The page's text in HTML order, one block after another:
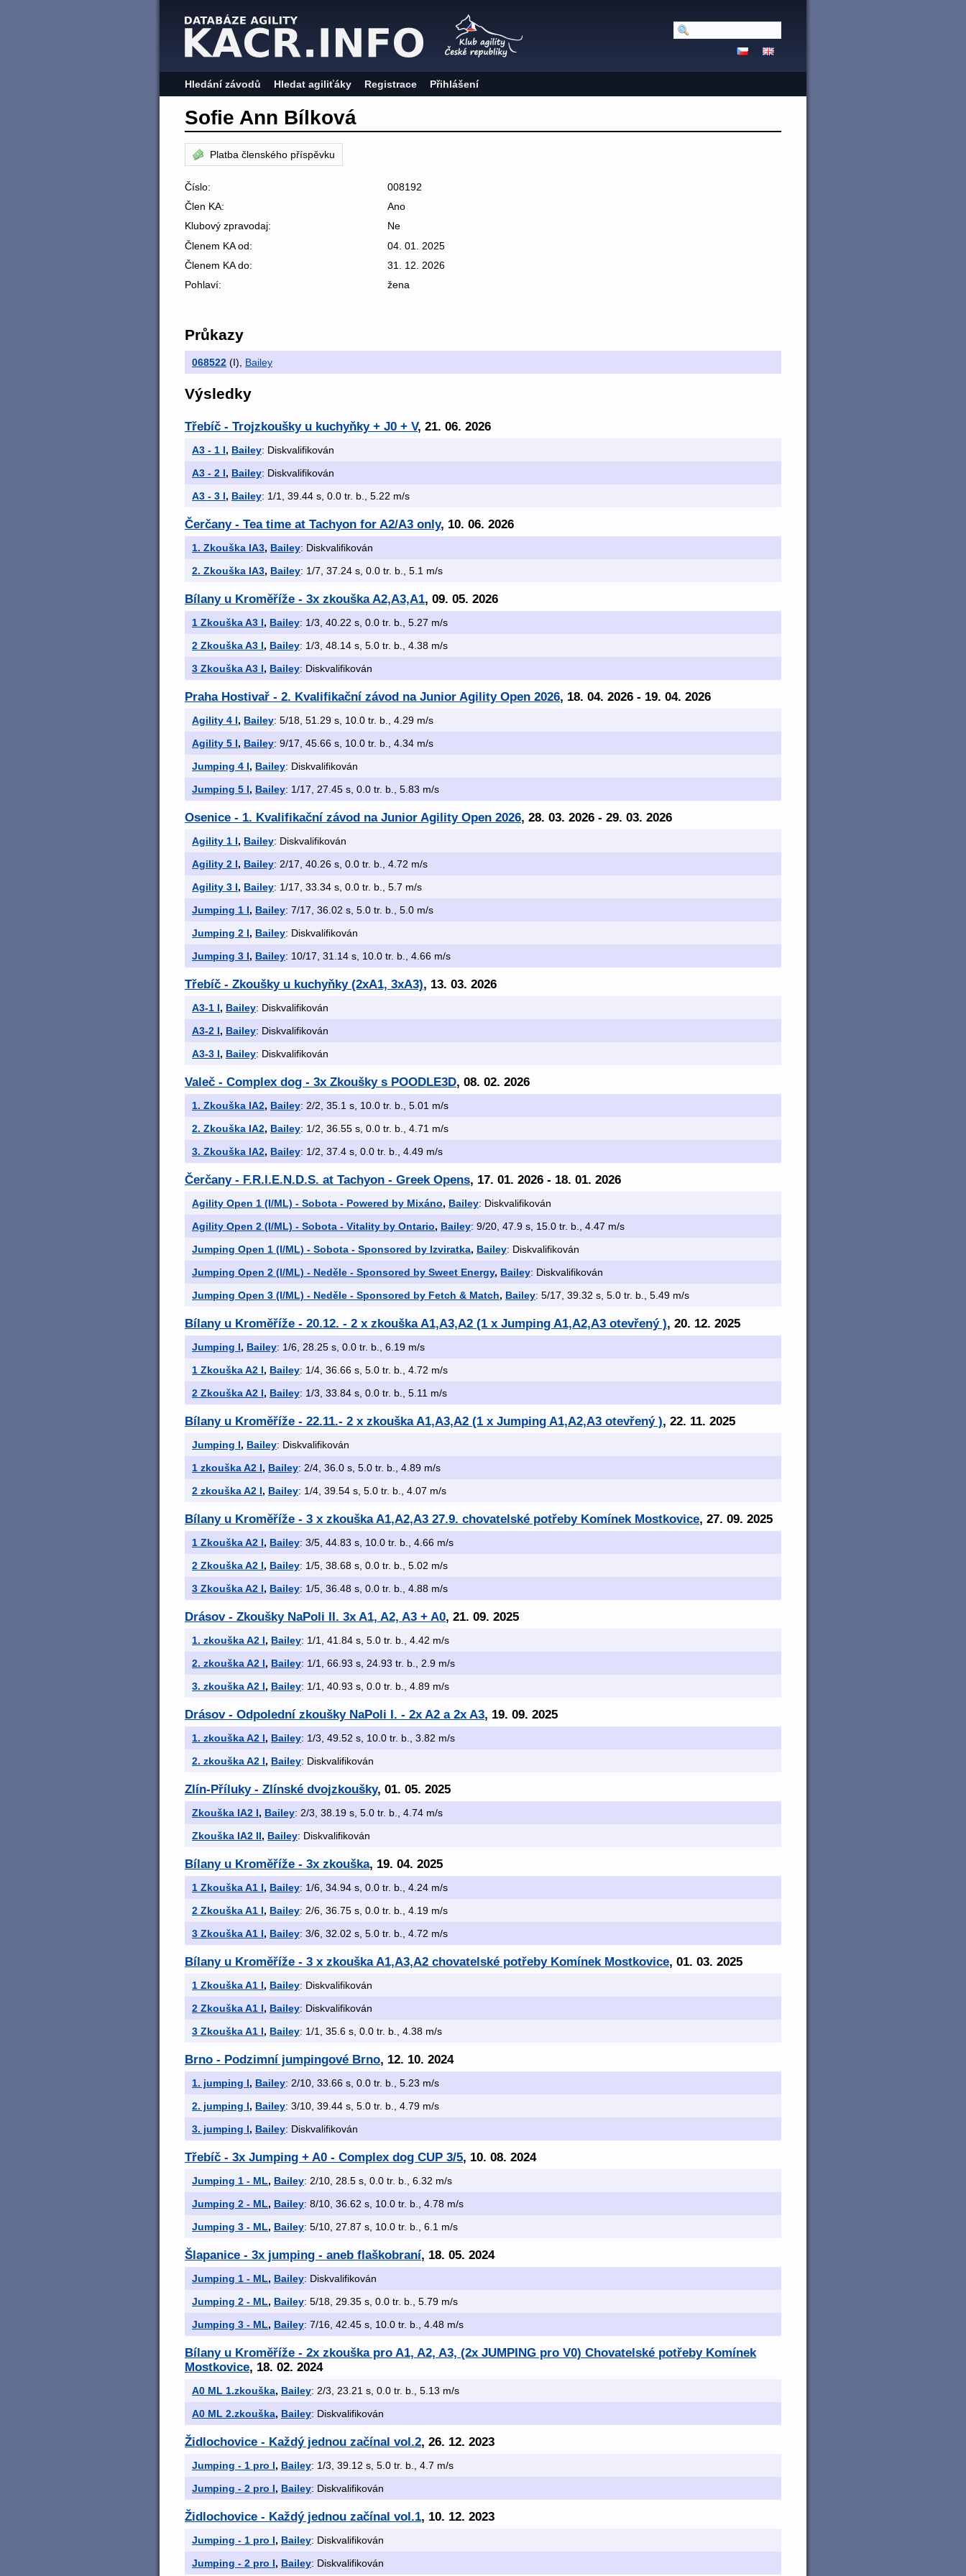
Hledání závodů Hledat agiliťáky Registrace Přihlášení
Sofie Ann Bílková
Platba členského příspěvku
Číslo:
008192
Člen KA:
Ano
Klubový zpravodaj:
Ne
Členem KA od:
04. 01. 2025
Členem KA do:
31. 12. 2026
Pohlaví:
žena
Průkazy
068522 (I) Bailey
Výsledky
Třebíč - Trojzkoušky u kuchyňky + J0 + V, 21. 06. 2026
A3 - 1 I, Bailey: Diskvalifikován
A3 - 2 I, Bailey: Diskvalifikován
A3 - 3 I, Bailey: 1/1, 39.44 s, 0.0 tr. b., 5.22 m/s
Čerčany - Tea time at Tachyon for A2/A3 only, 10. 06. 2026
1. Zkouška IA3, Bailey: Diskvalifikován
2. Zkouška IA3, Bailey: 1/7, 37.24 s, 0.0 tr. b., 5.1 m/s
Bílany u Kroměříže - 3x zkouška A2,A3,A1, 09. 05. 2026
1 Zkouška A3 I, Bailey: 1/3, 40.22 s, 0.0 tr. b., 5.27 m/s
2 Zkouška A3 I, Bailey: 1/3, 48.14 s, 5.0 tr. b., 4.38 m/s
3 Zkouška A3 I, Bailey: Diskvalifikován
Praha Hostivař - 2. Kvalifikační závod na Junior Agility Open 2026, 18. 04. 2026 - 19. 04. 2026
Agility 4 I, Bailey: 5/18, 51.29 s, 10.0 tr. b., 4.29 m/s
Agility 5 I, Bailey: 9/17, 45.66 s, 10.0 tr. b., 4.34 m/s
Jumping 4 I, Bailey: Diskvalifikován
Jumping 5 I, Bailey: 1/17, 27.45 s, 0.0 tr. b., 5.83 m/s
Osenice - 1. Kvalifikační závod na Junior Agility Open 2026, 28. 03. 2026 - 29. 03. 2026
Agility 1 I, Bailey: Diskvalifikován
Agility 2 I, Bailey: 2/17, 40.26 s, 0.0 tr. b., 4.72 m/s
Agility 3 I, Bailey: 1/17, 33.34 s, 0.0 tr. b., 5.7 m/s
Jumping 1 I, Bailey: 7/17, 36.02 s, 5.0 tr. b., 5.0 m/s
Jumping 2 I, Bailey: Diskvalifikován
Jumping 3 I, Bailey: 10/17, 31.14 s, 10.0 tr. b., 4.66 m/s
Třebíč - Zkoušky u kuchyňky (2xA1, 3xA3), 13. 03. 2026
A3-1 I, Bailey: Diskvalifikován
A3-2 I, Bailey: Diskvalifikován
A3-3 I, Bailey: Diskvalifikován
Valeč - Complex dog - 3x Zkoušky s POODLE3D, 08. 02. 2026
1. Zkouška IA2, Bailey: 2/2, 35.1 s, 10.0 tr. b., 5.01 m/s
2. Zkouška IA2, Bailey: 1/2, 36.55 s, 0.0 tr. b., 4.71 m/s
3. Zkouška IA2, Bailey: 1/2, 37.4 s, 0.0 tr. b., 4.49 m/s
Čerčany - F.R.I.E.N.D.S. at Tachyon - Greek Opens, 17. 01. 2026 - 18. 01. 2026
Agility Open 1 (I/ML) - Sobota - Powered by Mixáno, Bailey: Diskvalifikován
Agility Open 2 (I/ML) - Sobota - Vitality by Ontario, Bailey: 9/20, 47.9 s, 15.0 tr. b., 4.47 m/s
Jumping Open 1 (I/ML) - Sobota - Sponsored by Izviratka, Bailey: Diskvalifikován
Jumping Open 2 (I/ML) - Neděle - Sponsored by Sweet Energy, Bailey: Diskvalifikován
Jumping Open 3 (I/ML) - Neděle - Sponsored by Fetch & Match, Bailey: 5/17, 39.32 s, 5.0 tr. b., 5.49 m/s
Bílany u Kroměříže - 20.12. - 2 x zkouška A1,A3,A2 (1 x Jumping A1,A2,A3 otevřený ), 20. 12. 2025
Jumping I, Bailey: 1/6, 28.25 s, 0.0 tr. b., 6.19 m/s
1 Zkouška A2 I, Bailey: 1/4, 36.66 s, 5.0 tr. b., 4.72 m/s
2 Zkouška A2 I, Bailey: 1/3, 33.84 s, 0.0 tr. b., 5.11 m/s
Bílany u Kroměříže - 22.11.- 2 x zkouška A1,A3,A2 (1 x Jumping A1,A2,A3 otevřený ), 22. 11. 2025
Jumping I, Bailey: Diskvalifikován
1 zkouška A2 I, Bailey: 2/4, 36.0 s, 5.0 tr. b., 4.89 m/s
2 zkouška A2 I, Bailey: 1/4, 39.54 s, 5.0 tr. b., 4.07 m/s
Bílany u Kroměříže - 3 x zkouška A1,A2,A3 27.9. chovatelské potřeby Komínek Mostkovice, 27. 09. 2025
1 Zkouška A2 I, Bailey: 3/5, 44.83 s, 10.0 tr. b., 4.66 m/s
2 Zkouška A2 I, Bailey: 1/5, 38.68 s, 0.0 tr. b., 5.02 m/s
3 Zkouška A2 I, Bailey: 1/5, 36.48 s, 0.0 tr. b., 4.88 m/s
Drásov - Zkoušky NaPoli II. 3x A1, A2, A3 + A0, 21. 09. 2025
1. zkouška A2 I, Bailey: 1/1, 41.84 s, 5.0 tr. b., 4.42 m/s
2. zkouška A2 I, Bailey: 1/1, 66.93 s, 24.93 tr. b., 2.9 m/s
3. zkouška A2 I, Bailey: 1/1, 40.93 s, 0.0 tr. b., 4.89 m/s
Drásov - Odpolední zkoušky NaPoli I. - 2x A2 a 2x A3, 19. 09. 2025
1. zkouška A2 I, Bailey: 1/3, 49.52 s, 10.0 tr. b., 3.82 m/s
2. zkouška A2 I, Bailey: Diskvalifikován
Zlín-Příluky - Zlínské dvojzkoušky, 01. 05. 2025
Zkouška IA2 I, Bailey: 2/3, 38.19 s, 5.0 tr. b., 4.74 m/s
Zkouška IA2 II, Bailey: Diskvalifikován
Bílany u Kroměříže - 3x zkouška, 19. 04. 2025
1 Zkouška A1 I, Bailey: 1/6, 34.94 s, 0.0 tr. b., 4.24 m/s
2 Zkouška A1 I, Bailey: 2/6, 36.75 s, 0.0 tr. b., 4.19 m/s
3 Zkouška A1 I, Bailey: 3/6, 32.02 s, 5.0 tr. b., 4.72 m/s
Bílany u Kroměříže - 3 x zkouška A1,A3,A2 chovatelské potřeby Komínek Mostkovice, 01. 03. 2025
1 Zkouška A1 I, Bailey: Diskvalifikován
2 Zkouška A1 I, Bailey: Diskvalifikován
3 Zkouška A1 I, Bailey: 1/1, 35.6 s, 0.0 tr. b., 4.38 m/s
Brno - Podzimní jumpingové Brno, 12. 10. 2024
1. jumping I, Bailey: 2/10, 33.66 s, 0.0 tr. b., 5.23 m/s
2. jumping I, Bailey: 3/10, 39.44 s, 5.0 tr. b., 4.79 m/s
3. jumping I, Bailey: Diskvalifikován
Třebíč - 3x Jumping + A0 - Complex dog CUP 3/5, 10. 08. 2024
Jumping 1 - ML, Bailey: 2/10, 28.5 s, 0.0 tr. b., 6.32 m/s
Jumping 2 - ML, Bailey: 8/10, 36.62 s, 10.0 tr. b., 4.78 m/s
Jumping 3 - ML, Bailey: 5/10, 27.87 s, 10.0 tr. b., 6.1 m/s
Šlapanice - 3x jumping - aneb flaškobraní, 18. 05. 2024
Jumping 1 - ML, Bailey: Diskvalifikován
Jumping 2 - ML, Bailey: 5/18, 29.35 s, 0.0 tr. b., 5.79 m/s
Jumping 3 - ML, Bailey: 7/16, 42.45 s, 10.0 tr. b., 4.48 m/s
Bílany u Kroměříže - 2x zkouška pro A1, A2, A3, (2x JUMPING pro V0) Chovatelské potřeby Komínek
Mostkovice, 18. 02. 2024
A0 ML 1.zkouška, Bailey: 2/3, 23.21 s, 0.0 tr. b., 5.13 m/s
A0 ML 2.zkouška, Bailey: Diskvalifikován
Židlochovice - Každý jednou začínal vol.2, 26. 12. 2023
Jumping - 1 pro I, Bailey: 1/3, 39.12 s, 5.0 tr. b., 4.7 m/s
Jumping - 2 pro I, Bailey: Diskvalifikován
Židlochovice - Každý jednou začínal vol.1, 10. 12. 2023
Jumping - 1 pro I, Bailey: Diskvalifikován
Jumping - 2 pro I, Bailey: Diskvalifikován